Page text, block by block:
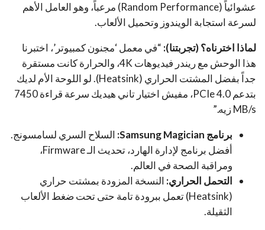
عشوائياً (Random Performance) مرعباً، وهو العامل الأهم
لسرعة استجابة الويندوز وتحميل الألعاب.
لماذا اخترناه؟ (تجربتنا): “في معمل ‘مجنون كمبيوتر’، اختبرنا
هذا الوحش مع ريندر فيديوهات 4K، والحرارة كانت مستقرة
جداً بفضل المشتت الحراري (Heatsink). لو اللوحة الأم لديك
بتدعم PCIe 4.0، مفيش اختيار تاني هيديك سرعة قراءة 7450
MB/s زيه.”
برنامج Samsung Magician:
السلاح السري لسامسونج.
أفضل برنامج لإدارة الهارد، تحديث الـ Firmware،
ومراقبة الصحة في العالم.
التحمل الحراري: النسخة المزودة بمشتت حراري
(Heatsink) تعمل ببرودة تامة حتى تحت ضغط الألعاب
الثقيلة.